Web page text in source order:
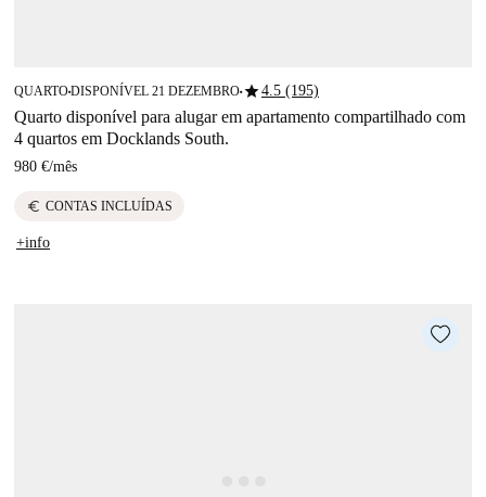
QUARTO■DISPONÍVEL 21 DEZEMBRO■star4.5 (195)
Quarto disponível para alugar em apartamento compartilhado com
4 quartos em Docklands South.
980 €/mês
euro CONTAS INCLUÍDAS
+info